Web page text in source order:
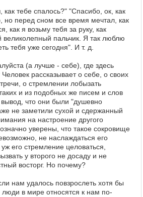
тебе спалось?" "Спасибо, ок, как
но перед сном все время мечтал, как
как я возьму тебя за руку, как
великолепный пальчик. Я так люблю
тебя уже сегодня". И т. д.
(а лучше - себе), где здесь
рассказывает о себе, о своих
о стремлении лобызать
и из подобных же писем и слов
что они были "душевно
не заметили сухой и сдержанный
на настроение другого
уверены, что такое сокровище
не наслаждаться его
его стремление целоваться,
у второго не досаду и не
восторг. Но почему?
нам удалось повзрослеть хотя бы
в мире относятся к нам по-